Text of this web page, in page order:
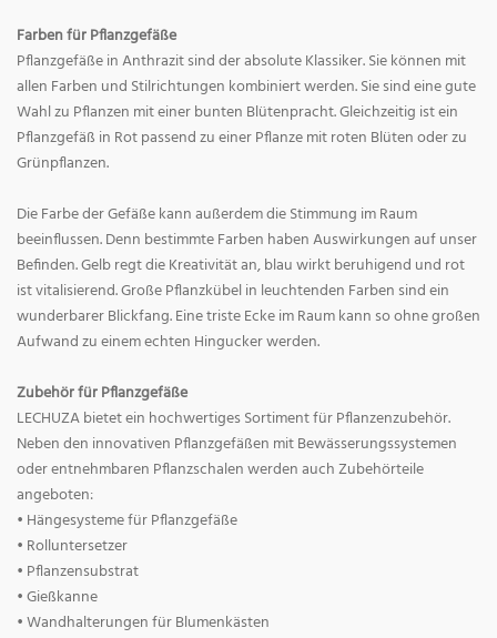
Farben für Pflanzgefäße
Pflanzgefäße in Anthrazit sind der absolute Klassiker. Sie können mit
allen Farben und Stilrichtungen kombiniert werden. Sie sind eine gute
Wahl zu Pflanzen mit einer bunten Blütenpracht. Gleichzeitig ist ein
Pflanzgefäß in Rot passend zu einer Pflanze mit roten Blüten oder zu
Grünpflanzen.
Die Farbe der Gefäße kann außerdem die Stimmung im Raum
beeinflussen. Denn bestimmte Farben haben Auswirkungen auf unser
Befinden. Gelb regt die Kreativität an, blau wirkt beruhigend und rot
ist vitalisierend. Große Pflanzkübel in leuchtenden Farben sind ein
wunderbarer Blickfang. Eine triste Ecke im Raum kann so ohne großen
Aufwand zu einem echten Hingucker werden.
Zubehör für Pflanzgefäße
LECHUZA bietet ein hochwertiges Sortiment für Pflanzenzubehör.
Neben den innovativen Pflanzgefäßen mit Bewässerungssystemen
oder entnehmbaren Pflanzschalen werden auch Zubehörteile
angeboten:
• Hängesysteme für Pflanzgefäße
• Rolluntersetzer
• Pflanzensubstrat
• Gießkanne
• Wandhalterungen für Blumenkästen